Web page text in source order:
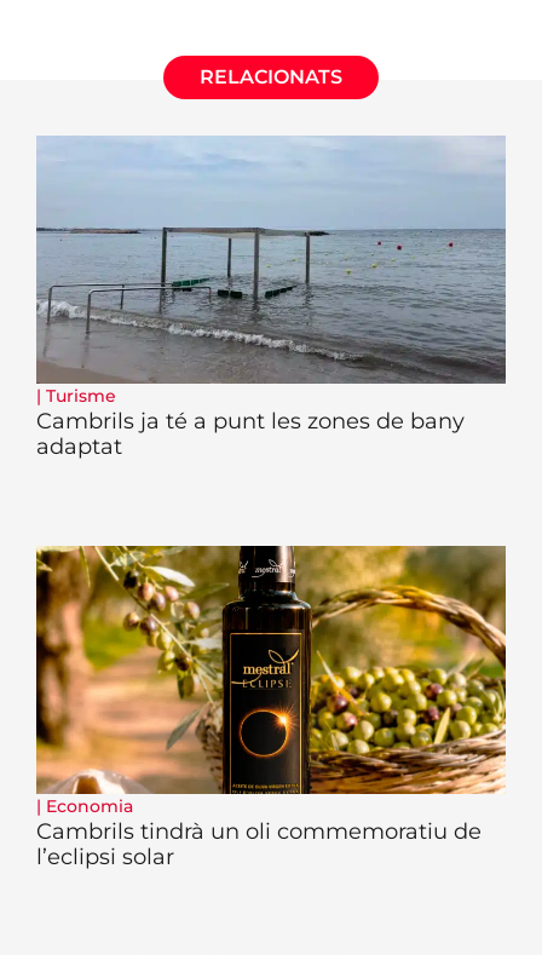
RELACIONATS
| Turisme
Cambrils ja té a punt les zones de bany
adaptat
| Economia
Cambrils tindrà un oli commemoratiu de
l’eclipsi solar